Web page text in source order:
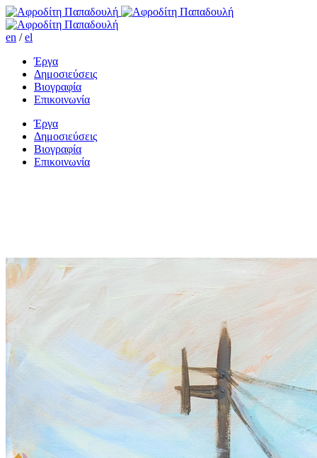
en /el
Έργα
Δημοσιεύσεις
Βιογραφία
Επικοινωνία
Έργα
Δημοσιεύσεις
Βιογραφία
Επικοινωνία
Πριν τη γιορτή